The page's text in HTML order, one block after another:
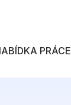
PRÁCE